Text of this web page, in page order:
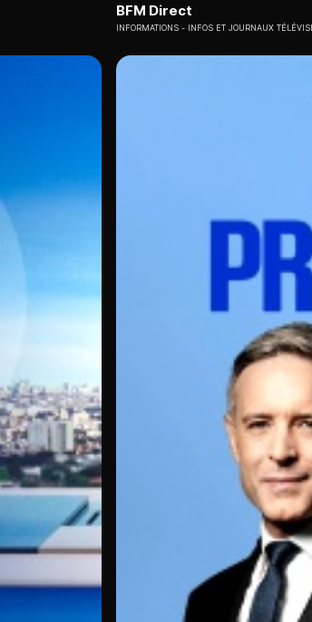
BFM Direct
INFORMATIONS INFOS ET JOURNAUX